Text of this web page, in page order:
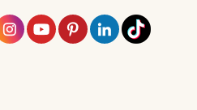
giống chè tổ
Suối Giàng